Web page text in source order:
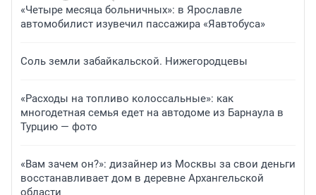
«Четыре месяца больничных»: в Ярославле
автомобилист изувечил пассажира «Яавтобуса»
Соль земли забайкальской. Нижегородцевы
«Расходы на топливо колоссальные»: как
многодетная семья едет на автодоме из Барнаула в
Турцию — фото
«Вам зачем он?»: дизайнер из Москвы за свои деньги
восстанавливает дом в деревне Архангельской
области